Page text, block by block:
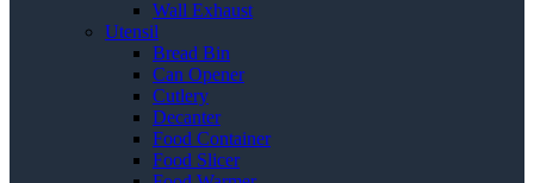
Wall Exhaust
Utensil
Bread Bin
Can Opener
Cutlery
Decanter
Food Container
Food Slicer